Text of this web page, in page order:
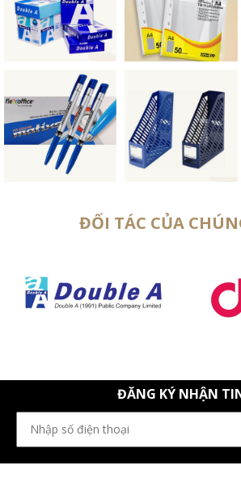
ĐỐI TÁC CỦA
ĐĂNG KÝ NHẬN